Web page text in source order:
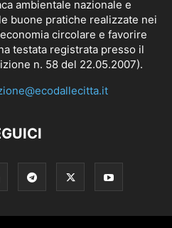
ambientale nazionale e
buone pratiche realizzate nei
circolare e favorire
testata registrata presso il
n. 58 del 22.05.2007).